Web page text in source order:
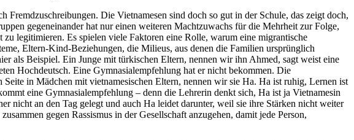
Die Vietnamesen sind doch so gut in der Schule, das zeigt doch,
gegeneinander hat nur einen weiteren Machtzuwachs für die Mehrheit zur Folge,
legitimieren. Es spielen viele Faktoren eine Rolle, warum eine migrantische
Eltern-Kind-Beziehungen, die Milieus, aus denen die Familien ursprünglich
als Beispiel. Ein Junge mit türkischen Eltern, nennen wir ihn Ahmed, sagt weist eine
Hochdeutsch. Eine Gymnasialempfehlung hat er nicht bekommen. Die
in Mädchen mit vietnamesischen Eltern, nennen wir sie Ha. Ha ist ruhig, Lernen ist
eine Gymnasialempfehlung – denn die Lehrerin denkt sich, Ha ist ja Vietnamesin
nicht an den Tag gelegt und auch Ha leidet darunter, weil sie ihre Stärken nicht weiter
gegen Rassismus in der Gesellschaft anzugehen, damit jede Person,